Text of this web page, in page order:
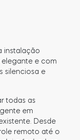
instalação
elegante e com
silenciosa e
todas as
em
Desde
remoto até o